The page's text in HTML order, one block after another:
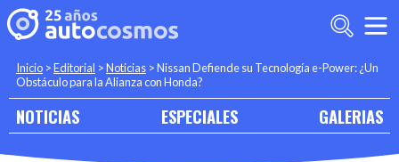
Inicio >Editorial >Noticias >Nissan Defiende su Tecnología e-Power: ¿Un
Obstáculo para la Alianza con Honda?
NOTICIAS ESPECIALES GALERIAS